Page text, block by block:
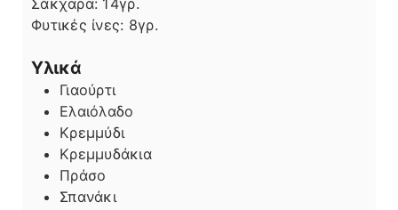
Σάκχαρα: 14γρ.
Φυτικές ίνες: 8γρ.
Υλικά
Γιαούρτι
Ελαιόλαδο
Κρεμμύδι
Κρεμμυδάκια
Πράσο
Σπανάκι